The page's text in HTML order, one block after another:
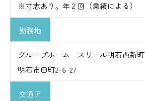
※寸志あり。年２回（業績による）
勤務地
グループホーム スリール明石西新町
明石市田町2-6-27
交通ア